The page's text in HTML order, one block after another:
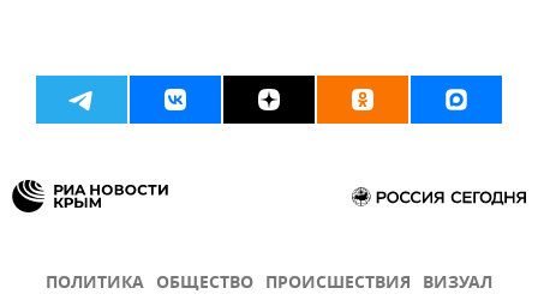
ПОЛИТИКА ОБЩЕСТВО ПРОИСШЕСТВИЯ ВИЗУАЛ